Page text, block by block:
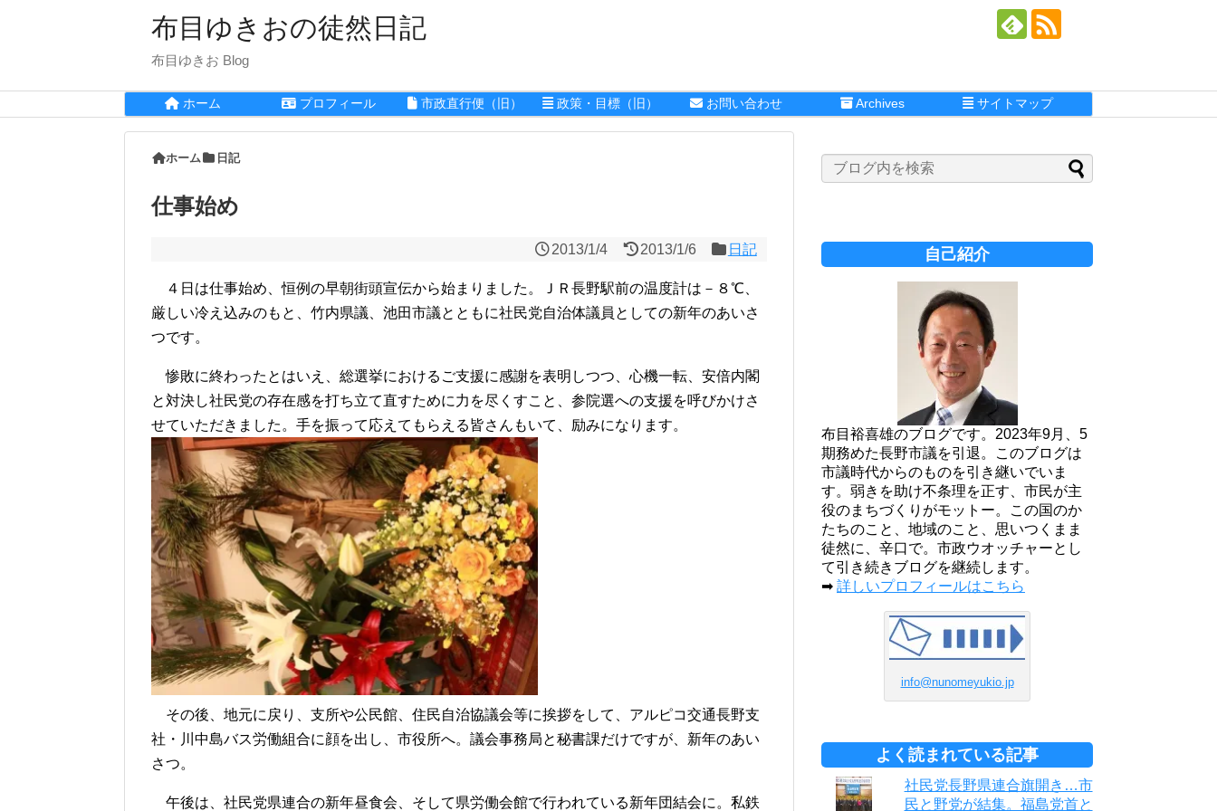
布目ゆきおの徒然日記
布目ゆきお Blog
ホーム プロフィール 市政直行便（旧） 政策・目標（旧） お問い合わせ Archives サイトマップ
ホーム 日記
仕事始め
2013/1/4 2013/1/6 日記
４日は仕事始め、恒例の早朝街頭宣伝から始まりました。ＪＲ長野駅前の温度計は－８℃、
厳しい冷え込みのもと、竹内県議、池田市議とともに社民党自治体議員としての新年のあいさ
つです。
惨敗に終わったとはいえ、総選挙におけるご支援に感謝を表明しつつ、心機一転、安倍内閣
と対決し社民党の存在感を打ち立て直すために力を尽くすこと、参院選への支援を呼びかけさ
せていただきました。手を振って応えてもらえる皆さんもいて、励みになります。
その後、地元に戻り、支所や公民館、住民自治協議会等に挨拶をして、アルピコ交通長野支
社・川中島バス労働組合に顔を出し、市役所へ。議会事務局と秘書課だけですが、新年のあい
さつ。
午後は、社民党県連合の新年昼食会、そして県労働会館で行われている新年団結会に。私鉄
自己紹介
布目裕喜雄のブログです。2023年9月、5
期務めた長野市議を引退。このブログは
市議時代からのものを引き継いでいま
す。弱きを助け不条理を正す、市民が主
役のまちづくりがモットー。この国のか
たちのこと、地域のこと、思いつくまま
徒然に、辛口で。市政ウオッチャーとし
て引き続きブログを継続します。
➡ 詳しいプロフィールはこちら
info@nunomeyukio.jp
よく読まれている記事
社民党長野県連合旗開き…市
民と野党が結集。福島党首と